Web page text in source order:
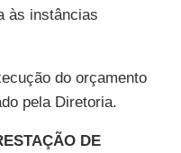
às instâncias
do orçamento
pela Diretoria.
DE